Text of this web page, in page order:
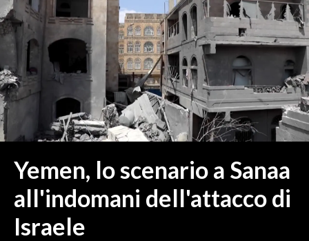
SULCIS IGLESIENTE
MEDIO CAMPIDANO
ORISTANO E PROVINCIA
SASSARI E PROVINCIA
GALLURA
NUORO E PROVINCIA
OGLIASTRA
ITALIA
MONDO
Yemen, lo scenario a Sanaa
all'indomani dell'attacco di
Israele